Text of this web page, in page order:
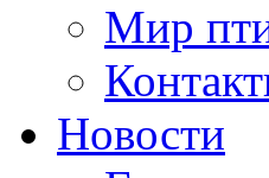
Мир
Новости